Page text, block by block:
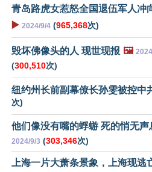
青岛路虎女惹怒全国退伍军人冲
▶️ 2024/9/4 (965,368次)
毁坏佛像头的人 现世现报 🖼️
(300,510次)
纽约州长前副幕僚长孙雯被控中
次)
他们像没有嘴的蜉蝣 死的悄无声
2024/9/3 (303,346次)
上海一片大萧条景象，上海现逃